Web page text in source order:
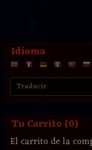
Idioma
Tu Carrito (0)
El carrito de la